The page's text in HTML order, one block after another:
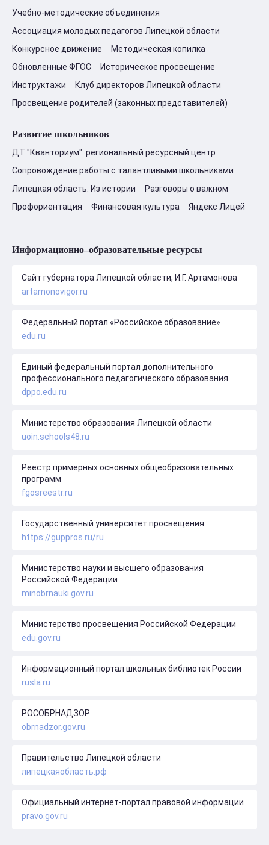
Учебно-методические объединения
Ассоциация молодых педагогов Липецкой области
Конкурсное движение
Методическая копилка
Обновленные ФГОС
Историческое просвещение
Инструктажи
Клуб директоров Липецкой области
Просвещение родителей (законных представителей)
Развитие школьников
ДТ "Кванториум": региональный ресурсный центр
Сопровождение работы с талантливыми школьниками
Липецкая область. Из истории
Разговоры о важном
Профориентация
Финансовая культура Яндекс Лицей
Информационно–образовательные ресурсы
Сайт губернатора Липецкой области, И.Г. Артамонова
artamonovigor.ru
Федеральный портал «Российское образование»
edu.ru
Единый федеральный портал дополнительного
профессионального педагогического образования
dppo.edu.ru
Министерство образования Липецкой области
uoin.schools48.ru
Реестр примерных основных общеобразовательных
программ
fgosreestr.ru
Государственный университет просвещения
https://guppros.ru/ru
Министерство науки и высшего образования
Российской Федерации
minobrnauki.gov.ru
Министерство просвещения Российской Федерации
edu.gov.ru
Информационный портал школьных библиотек России
rusla.ru
РОСОБРНАДЗОР
obrnadzor.gov.ru
Правительство Липецкой области
липецкаяобласть.рф
Официальный интернет-портал правовой информации
pravo.gov.ru